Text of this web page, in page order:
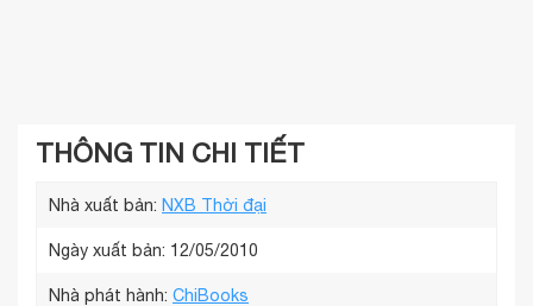
THÔNG TIN CHI TIẾT
Nhà xuất bản: NXB Thời đại
Ngày xuất bản: 12/05/2010
Nhà phát hành: ChiBooks